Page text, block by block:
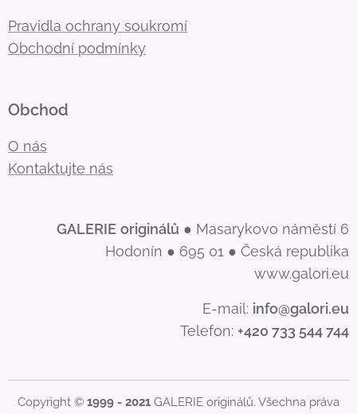
Pravidla ochrany soukromí
Obchodní podmínky
Obchod
O nás
Kontaktujte nás
GALERIE originálů ● Masarykovo náměstí 6
Hodonín ● 695 01 ● Česká republika
www.galori.eu
E-mail: info@galori.eu
Telefon: +420 733 544 744
Copyright © 1999 - 2021 GALERIE originálů. Všechna práva